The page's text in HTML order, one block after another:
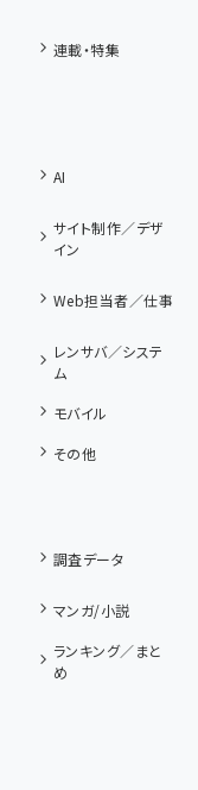
連載・特集
AI
サイト制作／デザ
イン
Web担当者／仕事
レンサバ／システ
ム
モバイル
その他
調査データ
マンガ/小説
ランキング／まと
め